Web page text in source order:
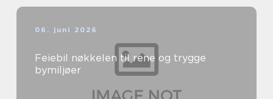
06. juni 2026
Feiebil nøkkelen til rene og trygge
bymiljøer